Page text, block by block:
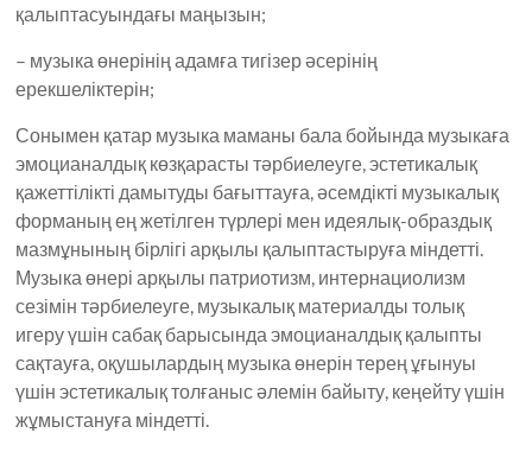
қалыптасуындағы маңызын;
– музыка өнерінің адамға тигізер әсерінің
ерекшеліктерін;
Сонымен қатар музыка маманы бала бойында музыкаға
эмоцианалдық көзқарасты тәрбиелеуге, эстетикалық
қажеттілікті дамытуды бағыттауға, әсемдікті музыкалық
форманың ең жетілген түрлері мен идеялық-образдық
мазмұнының бірлігі арқылы қалыптастыруға міндетті.
Музыка өнері арқылы патриотизм, интернациолизм
сезімін тәрбиелеуге, музыкалық материалды толық
игеру үшін сабақ барысында эмоцианалдық қалыпты
сақтауға, оқушылардың музыка өнерін терең ұғынуы
үшін эстетикалық толғаныс әлемін байыту, кеңейту үшін
жұмыстануға міндетті.